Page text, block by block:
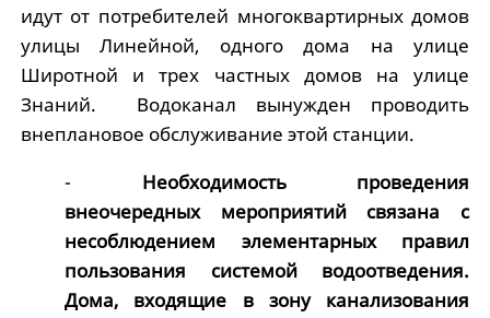
идут от потребителей многоквартирных домов
улицы Линейной, одного дома на улице
Широтной и трех частных домов на улице
Знаний. Водоканал вынужден проводить
внеплановое обслуживание этой станции.
- Необходимость проведения
внеочередных мероприятий связана с
несоблюдением элементарных правил
пользования системой водоотведения.
Дома, входящие в зону канализования